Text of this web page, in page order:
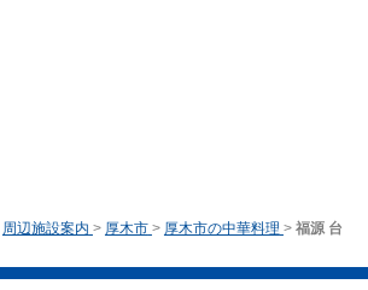
周辺施設案内 > 厚木市 > 厚木市の中華料理 > 福源 台